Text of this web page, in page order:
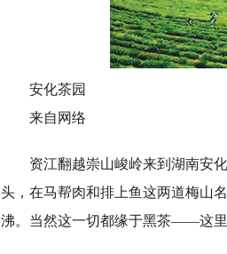
安化茶园
来自网络
资江翻越崇山峻岭来到湖南安
头，在马帮肉和排上鱼这两道梅山
沸。当然这一切都缘于黑茶——这里